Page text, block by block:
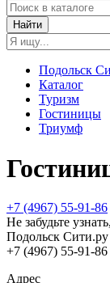
Найти
Подольск
Каталог
Туризм
Гостиницы
Триумф
+7 (4967) 55-91-86
Не забудьте
Подольск
+7 (4967) 55-91-86
Адрес